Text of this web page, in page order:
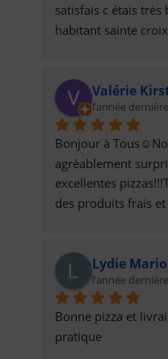
satisfais c étais
habitant sainte
et bien garnis pour
grand mangeur
Valérie
l’année dernière
Bonjour à
agréablement
excellentes
des produits frais
prestations!Elles
est bien
Eux, 👏Désormais
nouveaux clients,
continuer à nous
Lydie
l’année dernière
Bonne pizza et
pratique